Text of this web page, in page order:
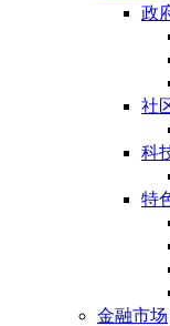
政
社
科
特
金融市场